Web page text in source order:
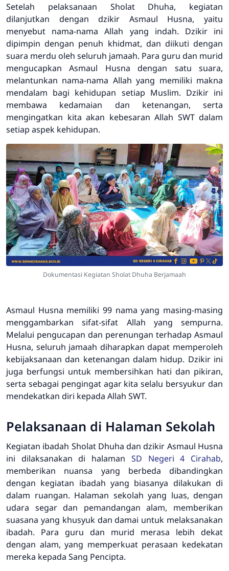
Setelah pelaksanaan Sholat Dhuha, kegiatan
dilanjutkan dengan dzikir Asmaul Husna, yaitu
menyebut nama-nama Allah yang indah. Dzikir ini
dipimpin dengan penuh khidmat, dan diikuti dengan
suara merdu oleh seluruh jamaah. Para guru dan murid
mengucapkan Asmaul Husna dengan satu suara,
melantunkan nama-nama Allah yang memiliki makna
mendalam bagi kehidupan setiap Muslim. Dzikir ini
membawa kedamaian dan ketenangan, serta
mengingatkan kita akan kebesaran Allah SWT dalam
setiap aspek kehidupan.
Dokumentasi Kegiatan Sholat Dhuha Berjamaah
Asmaul Husna memiliki 99 nama yang masing-masing
menggambarkan sifat-sifat Allah yang sempurna.
Melalui pengucapan dan perenungan terhadap Asmaul
Husna, seluruh jamaah diharapkan dapat memperoleh
kebijaksanaan dan ketenangan dalam hidup. Dzikir ini
juga berfungsi untuk membersihkan hati dan pikiran,
serta sebagai pengingat agar kita selalu bersyukur dan
mendekatkan diri kepada Allah SWT.
Pelaksanaan di Halaman Sekolah
Kegiatan ibadah Sholat Dhuha dan dzikir Asmaul Husna
ini dilaksanakan di halaman SD Negeri 4 Cirahab,
memberikan nuansa yang berbeda dibandingkan
dengan kegiatan ibadah yang biasanya dilakukan di
dalam ruangan. Halaman sekolah yang luas, dengan
udara segar dan pemandangan alam, memberikan
suasana yang khusyuk dan damai untuk melaksanakan
ibadah. Para guru dan murid merasa lebih dekat
dengan alam, yang memperkuat perasaan kedekatan
mereka kepada Sang Pencipta.